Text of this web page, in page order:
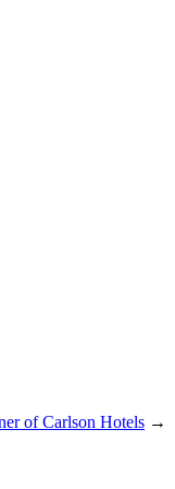
of Carlson Hotels →